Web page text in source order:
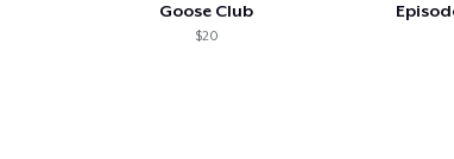
Goose Club
$20